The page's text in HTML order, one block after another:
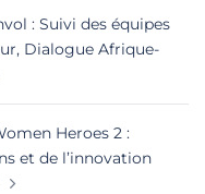
: Suivi des équipes
Dialogue Afrique-
Heroes 2 :
et de l’innovation